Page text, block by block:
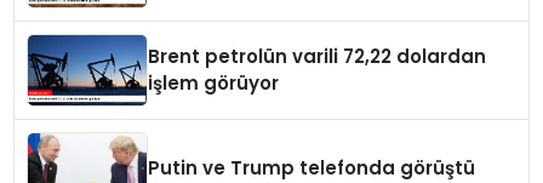
Brent petrolün varili 72,22 dolardan
işlem görüyor
Putin ve Trump telefonda görüştü